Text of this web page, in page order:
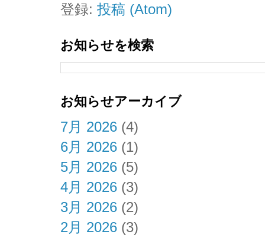
登録: 投稿 (Atom)
お知らせを検索
お知らせアーカイブ
7月 2026 (4)
6月 2026 (1)
5月 2026 (5)
4月 2026 (3)
3月 2026 (2)
2月 2026 (3)